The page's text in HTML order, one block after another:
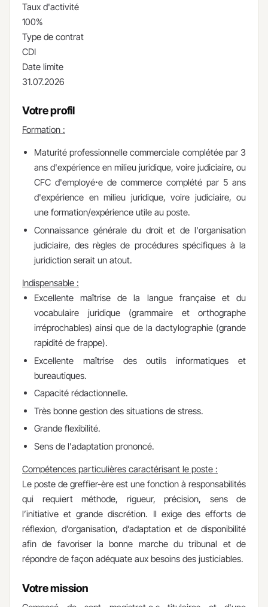
Taux d'activité
100%
Type de contrat
CDI
Date limite
31.07.2026
Votre profil
Formation :
Maturité professionnelle commerciale complétée par 3
ans d'expérience en milieu juridique, voire judiciaire, ou
CFC d'employéꞏe de commerce complété par 5 ans
d'expérience en milieu juridique, voire judiciaire, ou
une formation/expérience utile au poste.
Connaissance générale du droit et de l'organisation
judiciaire, des règles de procédures spécifiques à la
juridiction serait un atout.​
Indispensable :
Excellente maîtrise de la langue française et du
vocabulaire juridique (grammaire et orthographe
irréprochables) ainsi que de la dactylographie (grande
rapidité de frappe).
Excellente maîtrise des outils informatiques et
bureautiques.
Capacité rédactionnelle.
Très bonne gestion des situations de stress.
Grande flexibilité.
Sens de l'adaptation prononcé.​
Compétences particulières caractérisant le poste :
Le poste de greffier-ère est une fonction à responsabilités
qui requiert méthode, rigueur, précision, sens de
l’initiative et grande discrétion. Il exige des efforts de
réflexion, d’organisation, d’adaptation et de disponibilité
afin de favoriser la bonne marche du tribunal et de
répondre de façon adéquate aux besoins des justiciables.
Votre mission